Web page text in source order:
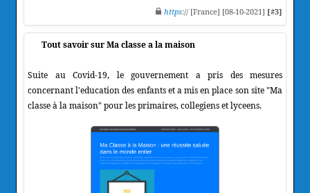
https:// [France] [08-10-2021] [#3]
Tout savoir sur Ma classe a la maison
Suite au Covid-19, le gouvernement a pris des mesures
concernant l'education des enfants et a mis en place son site "Ma
classe à la maison" pour les primaires, collegiens et lyceens.